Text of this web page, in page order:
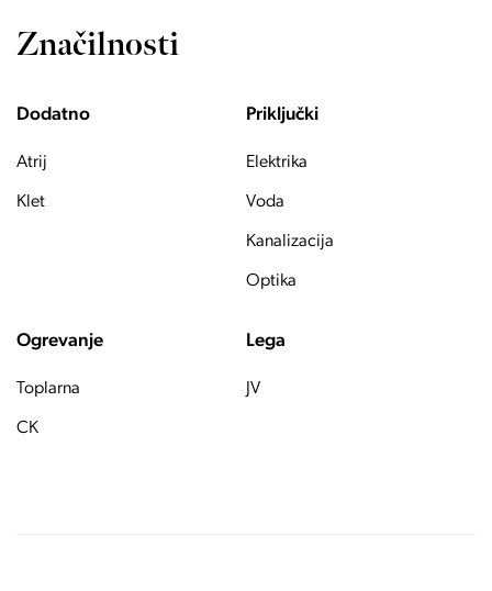
Značilnosti
Dodatno
Atrij
Klet
Priključki
Elektrika
Voda
Kanalizacija
Optika
Ogrevanje
Toplarna
CK
Lega
JV